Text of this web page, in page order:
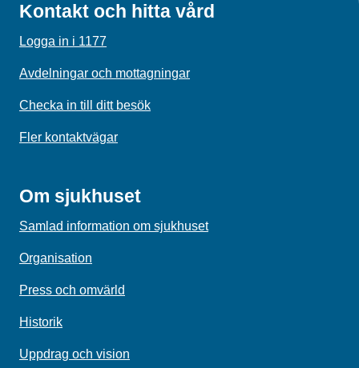
Kontakt och hitta vård
Logga in i 1177
Avdelningar och mottagningar
Checka in till ditt besök
Fler kontaktvägar
Om sjukhuset
Samlad information om sjukhuset
Organisation
Press och omvärld
Historik
Uppdrag och vision